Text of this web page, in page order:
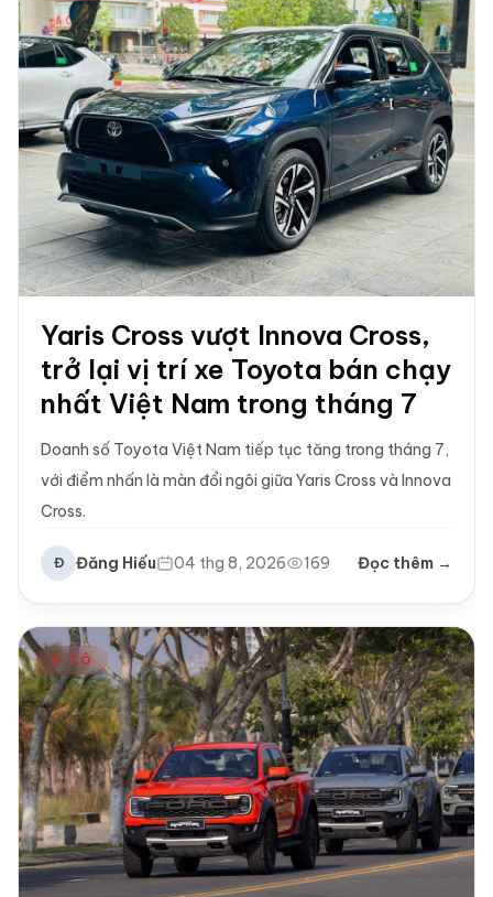
Yaris Cross vượt Innova Cross,
trở lại vị trí xe Toyota bán chạy
nhất Việt Nam trong tháng 7
Doanh số Toyota Việt Nam tiếp tục tăng trong tháng 7,
với điểm nhấn là màn đổi ngôi giữa Yaris Cross và Innova
Cross.
Đ Đăng Hiếu 04 thg 8, 2026 169 Đọc thêm →
Ô TÔ